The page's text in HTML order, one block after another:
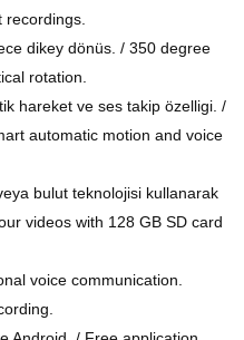
dikey dönüs. / 350 degree
rotation.
hareket ve ses takip özelligi. /
automatic motion and voice
bulut teknolojisi kullanarak
videos with 128 GB SD card
voice communication.